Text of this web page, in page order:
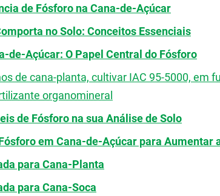
de Fósforo na Cana-de-Açúcar
no Solo: Conceitos Essenciais
de-Açúcar: O Papel Central do Fósforo
de cana-planta, cultivar IAC 95-5000, em
organomineral
de Fósforo na sua Análise de Solo
em Cana-de-Açúcar para Aumentar
para Cana-Planta
para Cana-Soca